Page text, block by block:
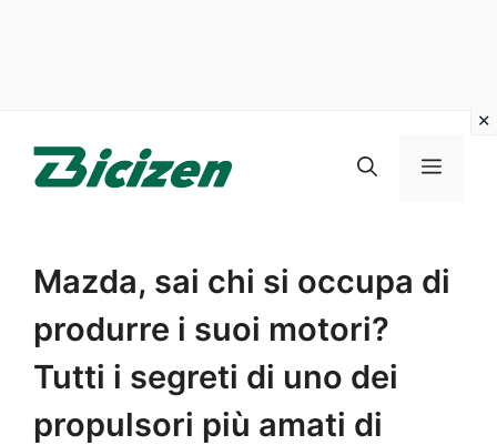
Menu
Mazda, sai chi si occupa di
produrre i suoi motori?
Tutti i segreti di uno dei
propulsori più amati di